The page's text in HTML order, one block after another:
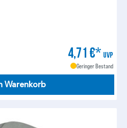
4,71 €* UVP
Geringer Bestand
Warenkorb